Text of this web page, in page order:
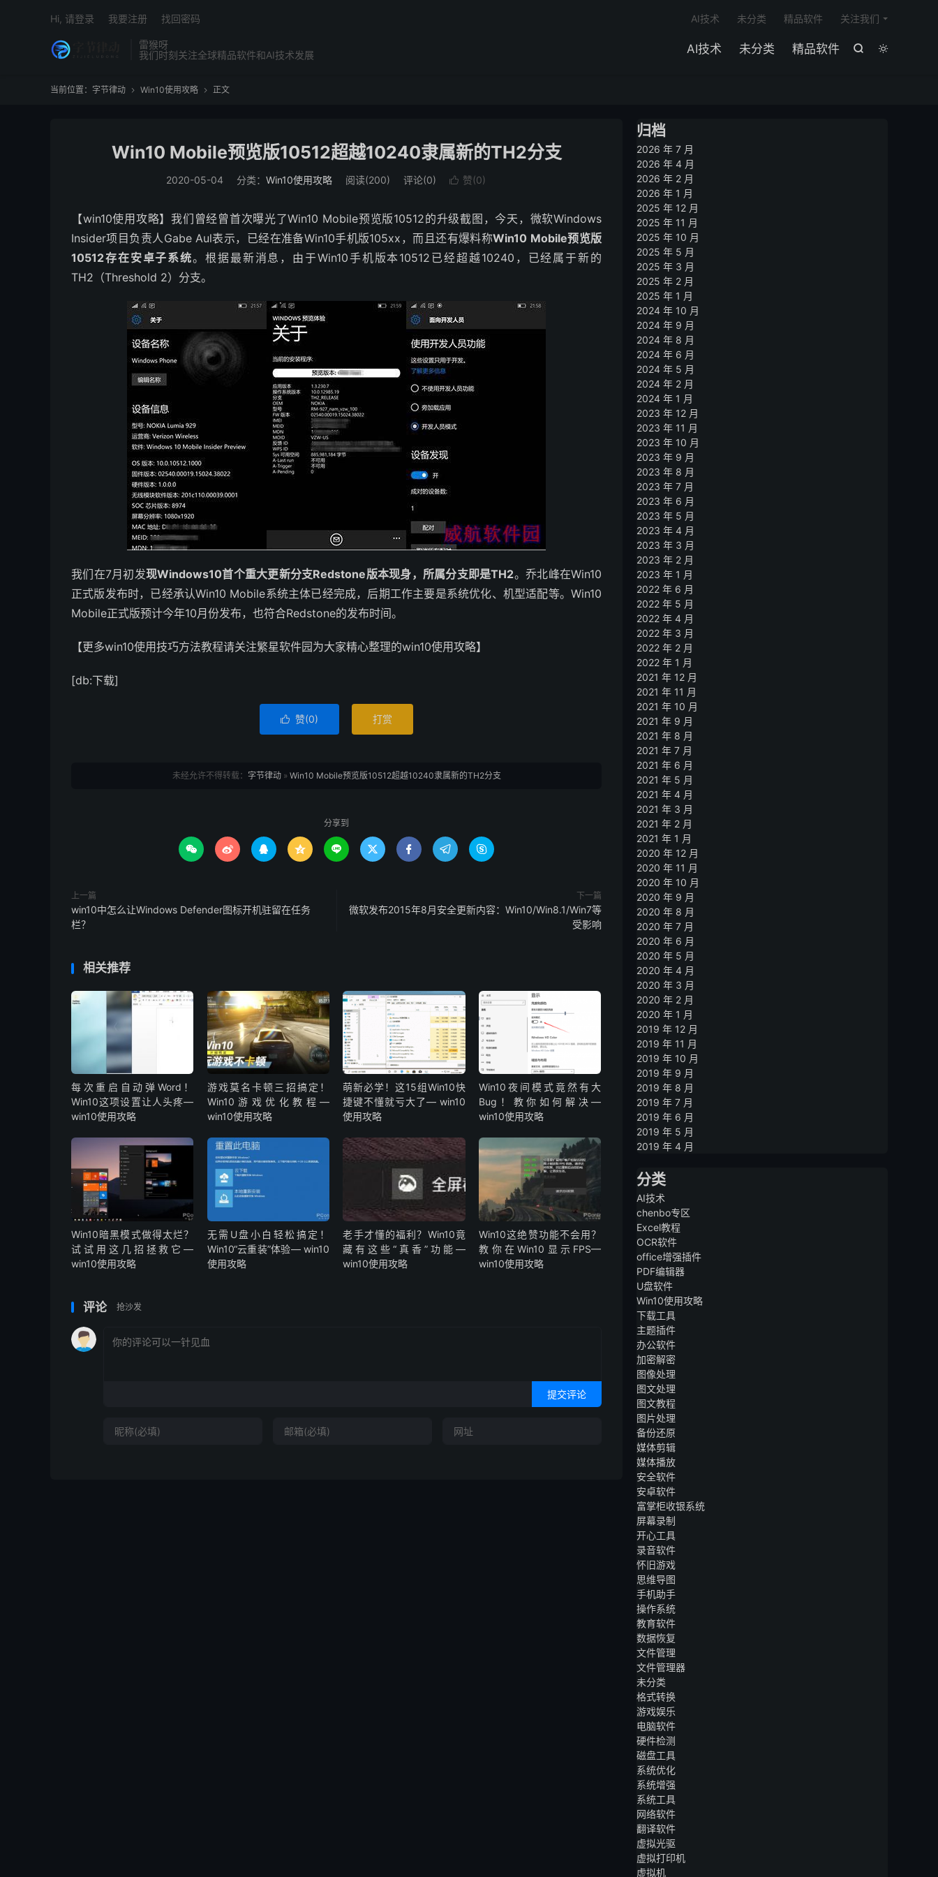
雷猴呀
我们时刻关注全球精品软件和AI技术发展


AI技术 未分类 精品软件
AI技术 未分类 精品软件 关注我们
Hi, 请登录 我要注册 找回密码
当前位置： 字节律动  Win10使用攻略  正文
Win10 Mobile预览版10512超越10240隶属新的TH2分支
2020-05-04 分类： Win10使用攻略 阅读(200) 评论(0)  赞(0)
【win10使用攻略】我们曾经曾首次曝光了Win10 Mobile预览版10512的升级截图，今天，微软Windows
Insider项目负责人Gabe Aul表示，已经在准备Win10手机版105xx，而且还有爆料称Win10 Mobile预览版
10512存在安卓子系统。根据最新消息，由于Win10手机版本10512已经超越10240，已经属于新的
TH2（Threshold 2）分支。
我们在7月初发现Windows10首个重大更新分支Redstone版本现身，所属分支即是TH2。乔北峰在Win10
正式版发布时，已经承认Win10 Mobile系统主体已经完成，后期工作主要是系统优化、机型适配等。Win10
Mobile正式版预计今年10月份发布，也符合Redstone的发布时间。
【更多win10使用技巧方法教程请关注繁星软件园为大家精心整理的win10使用攻略】
[db:下载]
 赞(0) 打赏
未经允许不得转载： 字节律动» Win10 Mobile预览版10512超越10240隶属新的TH2分支
分享到
        
上一篇
win10中怎么让Windows Defender图标开机驻留在任务
栏？
下一篇
微软发布2015年8月安全更新内容：Win10/Win8.1/Win7等
受影响
相关推荐
每次重启自动弹Word！
Win10这项设置让人头疼—
win10使用攻略
游戏莫名卡顿三招搞定！
Win10游戏优化教程—
win10使用攻略
萌新必学！这15组Win10快
捷键不懂就亏大了— win10
使用攻略
Win10夜间模式竟然有大
Bug！教你如何解决—
win10使用攻略
Win10暗黑模式做得太烂？
试试用这几招拯救它—
win10使用攻略
无需U盘小白轻松搞定！
Win10“云重装”体验— win10
使用攻略
老手才懂的福利？Win10竟
藏有这些“真香”功能—
win10使用攻略
Win10这绝赞功能不会用？
教你在Win10显示FPS—
win10使用攻略
评论 抢沙发
提交评论
归档
2026 年 7 月
2026 年 4 月
2026 年 2 月
2026 年 1 月
2025 年 12 月
2025 年 11 月
2025 年 10 月
2025 年 5 月
2025 年 3 月
2025 年 2 月
2025 年 1 月
2024 年 10 月
2024 年 9 月
2024 年 8 月
2024 年 6 月
2024 年 5 月
2024 年 2 月
2024 年 1 月
2023 年 12 月
2023 年 11 月
2023 年 10 月
2023 年 9 月
2023 年 8 月
2023 年 7 月
2023 年 6 月
2023 年 5 月
2023 年 4 月
2023 年 3 月
2023 年 2 月
2023 年 1 月
2022 年 6 月
2022 年 5 月
2022 年 4 月
2022 年 3 月
2022 年 2 月
2022 年 1 月
2021 年 12 月
2021 年 11 月
2021 年 10 月
2021 年 9 月
2021 年 8 月
2021 年 7 月
2021 年 6 月
2021 年 5 月
2021 年 4 月
2021 年 3 月
2021 年 2 月
2021 年 1 月
2020 年 12 月
2020 年 11 月
2020 年 10 月
2020 年 9 月
2020 年 8 月
2020 年 7 月
2020 年 6 月
2020 年 5 月
2020 年 4 月
2020 年 3 月
2020 年 2 月
2020 年 1 月
2019 年 12 月
2019 年 11 月
2019 年 10 月
2019 年 9 月
2019 年 8 月
2019 年 7 月
2019 年 6 月
2019 年 5 月
2019 年 4 月
分类
AI技术
chenbo专区
Excel教程
OCR软件
office增强插件
PDF编辑器
U盘软件
Win10使用攻略
下载工具
主题插件
办公软件
加密解密
图像处理
图文处理
图文教程
图片处理
备份还原
媒体剪辑
媒体播放
安全软件
安卓软件
富掌柜收银系统
屏幕录制
开心工具
录音软件
怀旧游戏
思维导图
手机助手
操作系统
教育软件
数据恢复
文件管理
文件管理器
未分类
格式转换
游戏娱乐
电脑软件
硬件检测
磁盘工具
系统优化
系统增强
系统工具
网络软件
翻译软件
虚拟光驱
虚拟打印机
虚拟机